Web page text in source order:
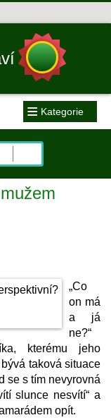
≡ Kategorie
„Co
on má
a já
ne?“
kterému jeho
taková situace
se s tím nevyrovná
slunce nesvítí“ a
opít.